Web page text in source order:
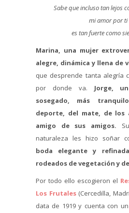
Sabe que incluso tan lejos
mi amor por ti
es tan fuerte como
Marina, una mujer
alegre, dinámica y llena de
que desprende tanta alegría
por donde va. Jorge,
sosegado, más
deporte, del mate, de los
amigo de sus amigos.
naturaleza les hizo soñar
boda elegante y
rodeados de vegetación y
Por todo ello escogieron el
Los Frutales(Cercedilla,
data de 1919 y cuenta con